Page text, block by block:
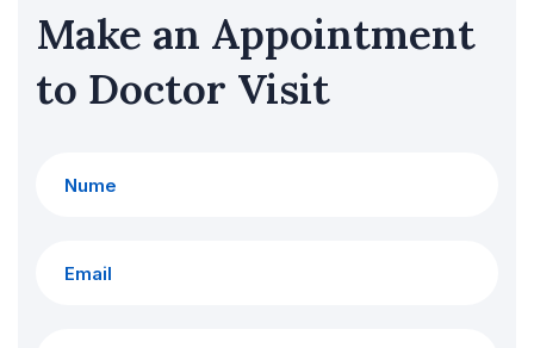
Make an Appointment
to Doctor Visit